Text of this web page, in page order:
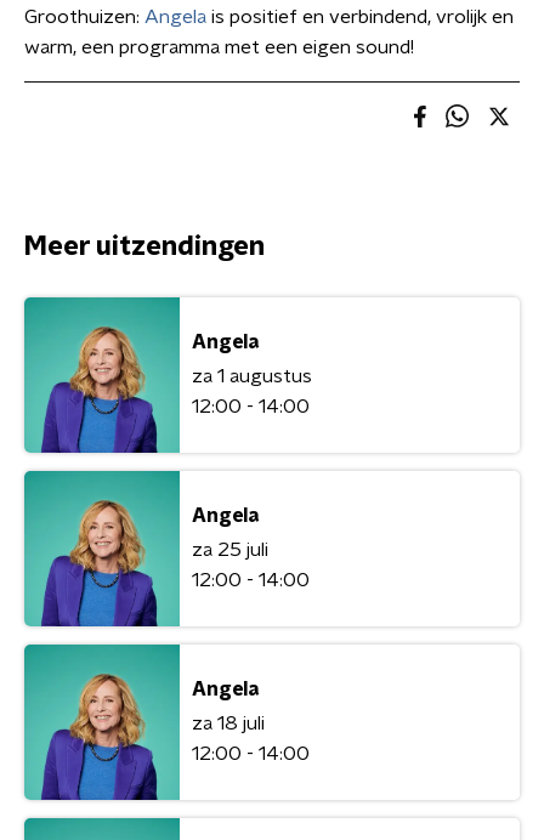
Groothuizen: Angela is positief en verbindend, vrolijk en
warm, een programma met een eigen sound!
Meer uitzendingen
Angela
za 1 augustus
12:00 - 14:00
Angela
za 25 juli
12:00 - 14:00
Angela
za 18 juli
12:00 - 14:00